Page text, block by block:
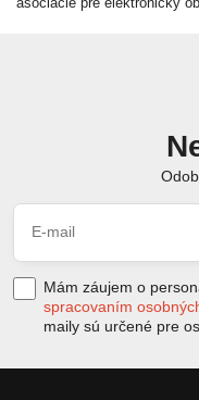
Mám záujem o
spracovaním
maily sú určené pre